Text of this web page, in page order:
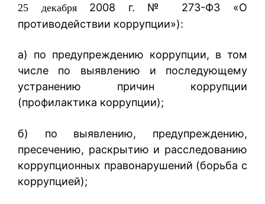
25 декабря 2008 г. № 273-ФЗ «О
противодействии коррупции»):
а) по предупреждению коррупции, в том
числе по выявлению и последующему
устранению причин коррупции
(профилактика коррупции);
б) по выявлению, предупреждению,
пресечению, раскрытию и расследованию
коррупционных правонарушений (борьба с
коррупцией);